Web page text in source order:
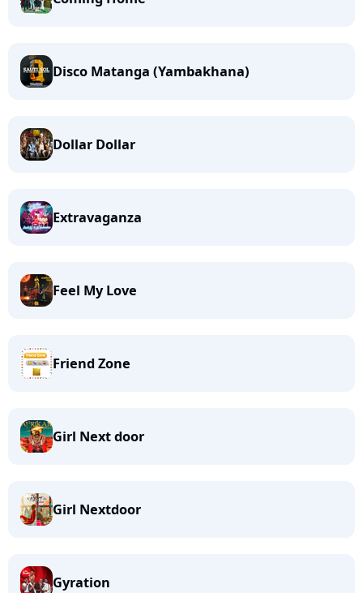
Disco Matanga (Yambakhana)
Dollar Dollar
Extravaganza
Feel My Love
Friend Zone
Girl Next door
Girl Nextdoor
Gyration